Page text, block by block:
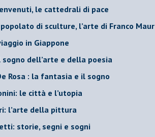
le cattedrali di pace
di sculture, l’arte di Franco
in Giappone
sogno dell’arte e della poesia
Rosa : la fantasia e il sogno
le città e l’utopia
l’arte della pittura
storie, segni e sogni